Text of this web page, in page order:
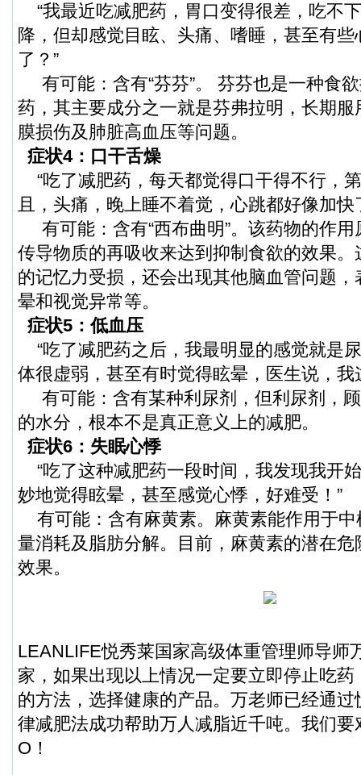
“我最近吃减肥药，胃口变得很差，吃不
降，但却感觉目眩、头痛、嗜睡，甚至有
了？”
有可能：含有“芬芬”。 芬芬也是一种食
药，其主要成分之一就是芬弗拉明，长期
膜损伤及肺脏高血压等问题。
症状4：口干舌燥
“吃了减肥药，每天都觉得口干得不行，
且，头痛，晚上睡不着觉，心跳都好像加快
有可能：含有“西布曲明”。该药物的作用
传导物质的再吸收来达到抑制食欲的效果
的记忆力受损，还会出现其他脑血管问题
晕和视觉异常等。
症状5：低血压
“吃了减肥药之后，我最明显的感觉就是
体很虚弱，甚至有时觉得眩晕，医生说，我
有可能：含有某种利尿剂，但利尿剂，
的水分，根本不是真正意义上的减肥。
症状6：失眠心悸
“吃了这种减肥药一段时间，我发现我开
妙地觉得眩晕，甚至感觉心悸，好难受！”
有可能：含有麻黄素。麻黄素能作用于中
量消耗及脂肪分解。目前，麻黄素的潜在
效果。
LEANLIFE悦秀莱国家高级体重管理师导师
家，如果出现以上情况一定要立即停止吃
的方法，选择健康的产品。万老师已经通
律减肥法成功帮助万人减脂近千吨。我们
O！